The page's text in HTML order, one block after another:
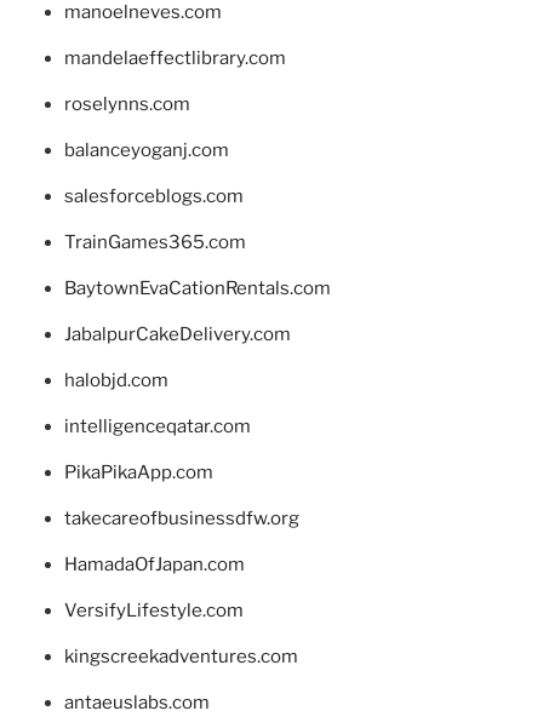
manoelneves.com
mandelaeffectlibrary.com
roselynns.com
balanceyoganj.com
salesforceblogs.com
TrainGames365.com
BaytownEvaCationRentals.com
JabalpurCakeDelivery.com
halobjd.com
intelligenceqatar.com
PikaPikaApp.com
takecareofbusinessdfw.org
HamadaOfJapan.com
VersifyLifestyle.com
kingscreekadventures.com
antaeuslabs.com